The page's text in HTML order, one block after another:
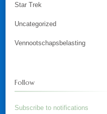
Star Trek
Uncategorized
Vennootschapsbelasting
Follow
Subscribe to notifications